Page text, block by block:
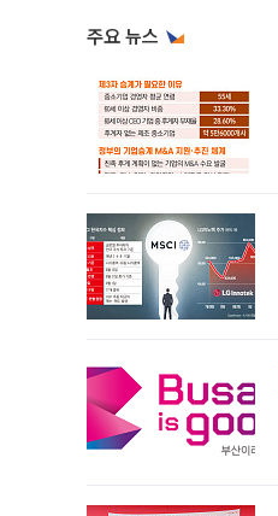
주요 뉴스